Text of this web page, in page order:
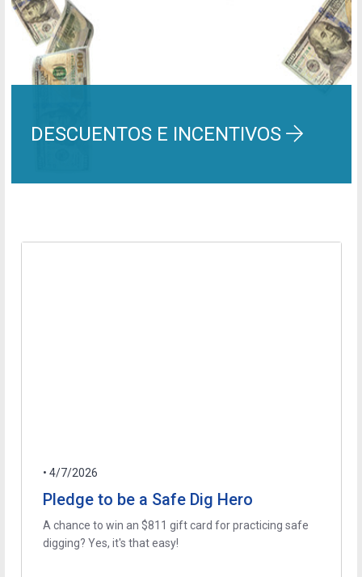
DESCUENTOS E INCENTIVOS
• 4/7/2026
Pledge to be a Safe Dig Hero
A chance to win an $811 gift card for practicing safe
digging? Yes, it's that easy!